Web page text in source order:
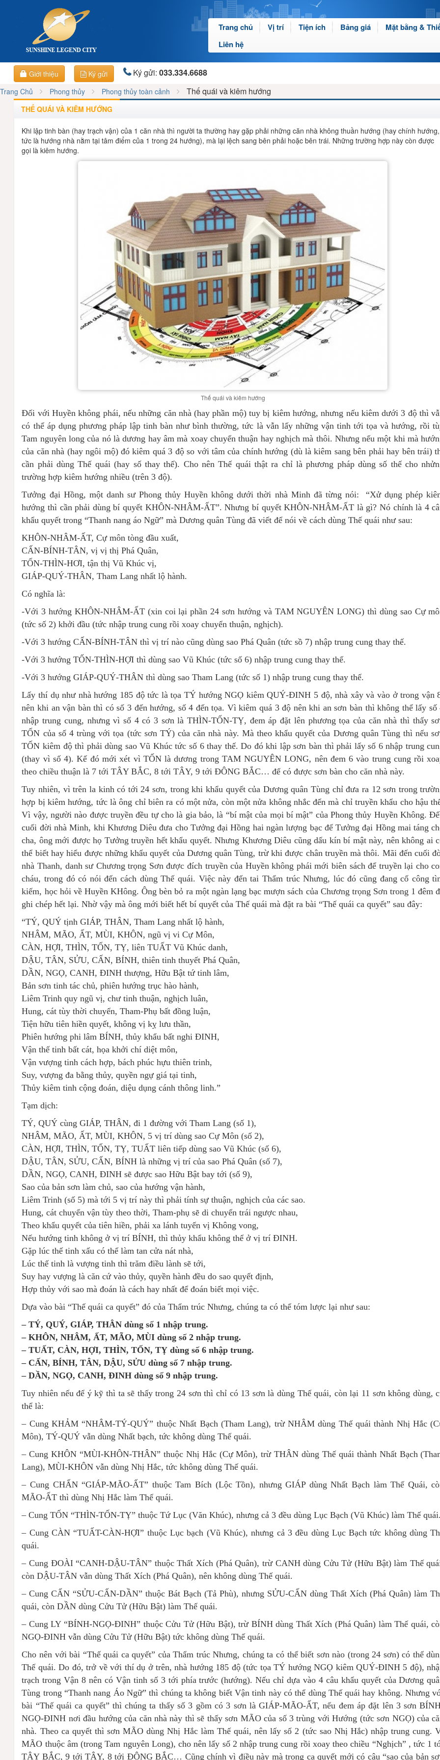
Trang chủ Vị trí Tiện ích Bảng giá
Mặt bằng &
Liên hệ
Giới thiệu Ký gửi Ký gửi:033.334.6688
Trang Chủ Phong thủy Phong thủy toàn cảnh Thế quái và kiêm hướng
THẾ QUÁI VÀ KIÊM HƯỚNG
Khi lập tinh bàn (hay trạch vận) của 1 căn nhà thì người ta thường hay gặp phải những căn nhà không thuần hướng (hay chính hướng,
tức là hướng nhà nằm tại tâm điểm của 1 trong 24 hướng), mà lại lệch sang bên phải hoặc bên trái. Những trường hợp này còn được
gọi là kiêm hướng.
Thế quái và kiêm hướng
Đối với Huyền không phái, nếu những căn nhà (hay phần mộ) tuy bị kiêm hướng, nhưng nếu kiêm dưới 3 độ thì
có thể áp dụng phương pháp lập tinh bàn như bình thường, tức là vẫn lấy những vận tinh tới tọa và hướng, rồi
Tam nguyên long của nó là dương hay âm mà xoay chuyển thuận hay nghịch mà thôi. Nhưng nếu một khi mà
của căn nhà (hay ngôi mộ) đó kiêm quá 3 độ so với tâm của chính hướng (dù là kiêm sang bên phải hay bên trái)
cần phải dùng Thế quái (hay số thay thế). Cho nên Thế quái thật ra chỉ là phương pháp dùng số thế cho
trường hợp kiêm hướng nhiều (trên 3 độ).
Tưởng đại Hồng, một danh sư Phong thủy Huyền không dưới thời nhà Minh đã từng nói: “Xử dụng phép
hướng thì cần phải dùng bí quyết KHÔN-NHÂM-ẤT”. Nhưng bí quyết KHÔN-NHÂM-ẤT là gì? Nó chính là 4
khẩu quyết trong “Thanh nang áo Ngữ” mà Dương quân Tùng đã viết để nói về cách dùng Thế quái như sau:
KHÔN-NHÂM-ẤT, Cự môn tòng đầu xuất,
CẤN-BÍNH-TÂN, vị vị thị Phá Quân,
TỐN-THÌN-HƠI, tận thị Vũ Khúc vị,
GIÁP-QUÝ-THÂN, Tham Lang nhất lộ hành.
Có nghĩa là:
-Với 3 hướng KHÔN-NHÂM-ẤT (xin coi lại phần 24 sơn hướng và TAM NGUYÊN LONG) thì dùng sao Cự
(tức số 2) khởi đầu (tức nhập trung cung rồi xoay chuyển thuận, nghịch).
-Với 3 hướng CẤN-BÍNH-TÂN thì vị trí nào cũng dùng sao Phá Quân (tức sồ 7) nhập trung cung thay thế.
-Với 3 hướng TỐN-THÌN-HỢI thì dùng sao Vũ Khúc (tức số 6) nhập trung cung thay thế.
-Với 3 hướng GIÁP-QUÝ-THÂN thì dùng sao Tham Lang (tức số 1) nhập trung cung thay thế.
Lấy thí dụ như nhà hướng 185 độ tức là tọa TÝ hướng NGỌ kiêm QUÝ-ĐINH 5 độ, nhà xây và vào ở trong vận
nên khi an vận bàn thì có số 3 đến hướng, số 4 đến tọa. Vì kiêm quá 3 độ nên khi an sơn bàn thì không thể lấy số
nhập trung cung, nhưng vì số 4 có 3 sơn là THÌN-TỐN-TỴ, đem áp đặt lên phương tọa của căn nhà thì thấy
TỐN của số 4 trùng với tọa (tức sơn TÝ) của căn nhà này. Mà theo khẩu quyết của Dương quân Tùng thì nếu
TỐN kiêm độ thì phải dùng sao Vũ Khúc tức số 6 thay thế. Do đó khi lập sơn bàn thì phải lấy số 6 nhập trung
(thay vì số 4). Kế đó mới xét vì TỐN là dương trong TAM NGUYÊN LONG, nên đem 6 vào trung cung rồi
theo chiều thuận là 7 tới TÂY BẮC, 8 tới TÂY, 9 tới ĐÔNG BẮC… để có được sơn bàn cho căn nhà này.
Tuy nhiên, vì trên la kinh có tới 24 sơn, trong khi khẩu quyết của Dương quân Tùng chỉ đưa ra 12 sơn trong
hợp bị kiêm hướng, tức là ông chỉ biên ra có một nửa, còn một nửa không nhắc đến mà chỉ truyền khẩu cho hậu
Vì vậy, người nào được truyền đều tự cho là gia bảo, là “bí mật của mọi bí mật” của Phong thủy Huyền Không.
cuối đời nhà Minh, khi Khương Diêu đưa cho Tưởng đại Hồng hai ngàn lượng bạc để Tưởng đại Hồng mai táng
cha, ông mới được họ Tưởng truyền hết khẩu quyết. Nhưng Khương Diêu cũng dấu kín bí mật này, nên không ai
thể biết hay hiểu được những khẩu quyết của Dương quân Tùng, trừ khi được chân truyền mà thôi. Mãi đến cuối
nhà Thanh, danh sư Chương trọng Sơn được đích truyền của Huyền không phái mới biên sách để truyền lại cho
cháu, trong đó có nói đến cách dùng Thế quái. Việc này đến tai Thẩm trúc Nhưng, lúc đó cũng đang cố công
kiếm, học hỏi về Huyền KHông. Ông bèn bỏ ra một ngàn lạng bạc mượn sách của Chương trọng Sơn trong 1 đêm
ghi chép hết lại. Nhờ vậy mà ông mới biết hết bí quyết của Thế quái mà đặt ra bài “Thế quái ca quyết” sau đây:
“TÝ, QUÝ tịnh GIÁP, THÂN, Tham Lang nhất lộ hành,
NHÂM, MÃO, ẤT, MÙI, KHÔN, ngũ vị vi Cự Môn,
CÀN, HỢI, THÌN, TỐN, TỴ, liên TUẤT Vũ Khúc danh,
DẬU, TÂN, SỬU, CẤN, BÍNH, thiên tinh thuyết Phá Quân,
DẦN, NGỌ, CANH, ĐINH thượng, Hữu Bật tứ tinh lâm,
Bản sơn tinh tác chủ, phiên hướng trục hào hành,
Liêm Trinh quy ngũ vị, chư tinh thuận, nghịch luân,
Hung, cát tùy thời chuyển, Tham-Phụ bất đồng luận,
Tiện hữu tiên hiền quyết, không vị kỵ lưu thần,
Phiên hướng phi lâm BÍNH, thủy khẩu bất nghi ĐINH,
Vận thế tinh bất cát, họa khởi chí diệt môn,
Vận vượng tinh cách hợp, bách phúc hựu thiên trinh,
Suy, vượng đa bằng thủy, quyền ngự giá tại tinh,
Thủy kiêm tinh cộng đoán, diệu dụng cánh thông linh.”
Tạm dịch:
TÝ, QUÝ cùng GIÁP, THÂN, đi 1 đường với Tham Lang (số 1),
NHÂM, MÃO, ẤT, MÙI, KHÔN, 5 vị trí dùng sao Cự Môn (số 2),
CÀN, HỢI, THÌN, TỐN, TỴ, TUẤT liên tiếp dùng sao Vũ Khúc (số 6),
DẬU, TÂN, SỬU, CẤN, BÍNH là những vị trí của sao Phá Quân (số 7),
DẦN, NGỌ, CANH, ĐINH sẽ được sao Hữu Bật bay tới (số 9),
Sao của bản sơn làm chủ, sao của hướng vận hành,
Liêm Trinh (số 5) mà tới 5 vị trí này thì phải tính sự thuận, nghịch của các sao.
Hung, cát chuyển vận tùy theo thời, Tham-phụ sẽ di chuyển trái ngược nhau,
Theo khẩu quyết của tiên hiền, phải xa lánh tuyến vị Không vong,
Nếu hướng tinh không ở vị trí BÍNH, thì thủy khẩu không thể ở vị trí ĐINH.
Gặp lúc thế tinh xấu có thể làm tan cửa nát nhà,
Lúc thế tinh là vượng tinh thì trăm điều lành sẽ tới,
Suy hay vượng là căn cứ vào thủy, quyền hành đều do sao quyết định,
Hợp thủy với sao mà đoán là cách hay nhất để đoán biết mọi việc.
Dựa vào bài “Thế quái ca quyết” đó của Thẩm trúc Nhưng, chúng ta có thể tóm lược lại như sau:
– TÝ, QUÝ, GIÁP, THÂN dùng số 1 nhập trung.
– KHÔN, NHÂM, ẤT, MÃO, MÙI dùng số 2 nhập trung.
– TUẤT, CÀN, HỢI, THÌN, TỐN, TỴ dùng số 6 nhập trung.
– CẤN, BÍNH, TÂN, DẬU, SỬU dùng số 7 nhập trung.
– DẦN, NGỌ, CANH, ĐINH dùng số 9 nhập trung.
Tuy nhiên nếu để ý kỹ thì ta sẽ thấy trong 24 sơn thì chỉ có 13 sơn là dùng Thế quái, còn lại 11 sơn không dùng,
thể là:
– Cung KHẢM “NHÂM-TÝ-QUÝ” thuộc Nhất Bạch (Tham Lang), trừ NHÂM dùng Thế quái thành Nhị Hắc
Môn), TÝ-QUÝ vẫn dùng Nhất bạch, tức không dùng Thế quái.
– Cung KHÔN “MÙI-KHÔN-THÂN” thuộc Nhị Hắc (Cự Môn), trừ THÂN dùng Thế quái thành Nhất Bạch
Lang), MÙI-KHÔN vẫn dùng Nhị Hắc, tức không dùng Thế quái.
– Cung CHẤN “GIÁP-MÃO-ẤT” thuộc Tam Bích (Lộc Tồn), nhưng GIÁP dùng Nhất Bạch làm Thế Quái,
MÃO-ẤT thì dùng Nhị Hắc làm Thế quái.
– Cung TỐN “THÌN-TỐN-TỴ” thuộc Tứ Lục (Văn Khúc), nhưng cả 3 đều dùng Lục Bạch (Vũ Khúc) làm Thế
– Cung CÀN “TUẤT-CÀN-HỢI” thuộc Lục bạch (Vũ Khúc), nhưng cả 3 đều dùng Lục Bạch tức không dùng
quái.
– Cung ĐOÀI “CANH-DẬU-TÂN” thuộc Thất Xích (Phá Quân), trừ CANH dùng Cửu Tử (Hữu Bật) làm Thế
còn DẬU-TÂN vẫn dùng Thất Xích (Phá Quân), nên không dùng Thế quái.
– Cung CẤN “SỬU-CẤN-DẦN” thuộc Bát Bạch (Tả Phù), nhưng SỬU-CẤN dùng Thất Xích (Phá Quân) làm
quái, còn DẦN dùng Cửu Tử (Hữu Bật) làm Thế quái.
– Cung LY “BÍNH-NGỌ-ĐINH” thuộc Cửu Tử (Hữu Bật), trừ BÍNH dùng Thất Xích (Phá Quân) làm Thế quái,
NGỌ-ĐINH vẫn dùng Cửu Tử (Hữu Bật) tức không dùng Thế quái.
Cho nên với bài “Thế quái ca quyết” của Thẩm trúc Nhưng, chúng ta có thể biết sơn nào (trong 24 sơn) có thể
Thế quái. Do đó, trở về với thí dụ ở trên, nhà hướng 185 độ (tức tọa TÝ hướng NGỌ kiêm QUÝ-ĐINH 5 độ),
trạch trong Vận 8 nên có Vận tinh số 3 tới phía trước (hướng). Nếu chỉ dựa vào 4 câu khẩu quyết của Dương
Tùng trong “Thanh nang Áo Ngữ” thì chúng ta không biết Vận tinh này có thể dùng Thế quái hay không. Nhưng
bài “Thế quái ca quyết” thì chúng ta thấy số 3 gồm có 3 sơn là GIÁP-MÃO-ẤT, nếu đem áp đặt lên 3 sơn
NGỌ-ĐINH nơi đầu hướng của căn nhà này thì sẽ thấy sơn MÃO của số 3 trùng với Hướng (tức sơn NGỌ) của
nhà. Theo ca quyết thì sơn MÃO dùng Nhị Hắc làm Thế quái, nên lấy số 2 (tức sao Nhị Hắc) nhập trung cung.
MÃO thuộc âm (trong Tam nguyên Long), cho nên lấy số 2 nhập trung cung rồi xoay theo chiều “Nghịch” , tức 1
TÂY BẮC, 9 tới TÂY, 8 tới ĐÔNG BẮC… Cũng chính vì điều này mà trong ca quyết mới có câu “sao của bản